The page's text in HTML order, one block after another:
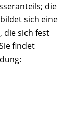
die
sich eine
, die sich fest
findet